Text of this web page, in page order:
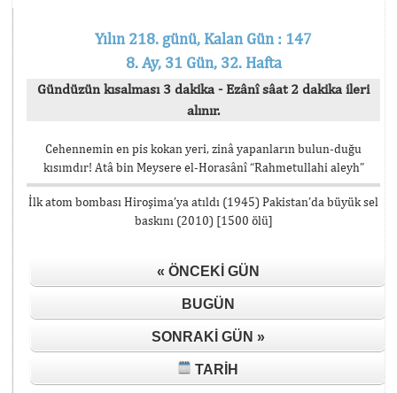
Yılın 218. günü, Kalan Gün : 147
8. Ay, 31 Gün, 32. Hafta
Gündüzün kısalması 3 dakika - Ezânî sâat 2 dakika ileri
alınır.
Cehennemin en pis kokan yeri, zinâ yapanların bulun-duğu
kısımdır! Atâ bin Meysere el-Horasânî “Rahmetullahi aleyh”
İlk atom bombası Hiroşima’ya atıldı (1945) Pakistan’da büyük sel
baskını (2010) [1500 ölü]
« ÖNCEKI GÜN
BUGÜN
SONRAKI GÜN »
TARIH